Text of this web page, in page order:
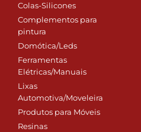
Colas-Silicones
Complementos para
pintura
Domótica/Leds
Ferramentas
Elétricas/Manuais
Lixas
Automotiva/Moveleira
Produtos para Móveis
Resinas